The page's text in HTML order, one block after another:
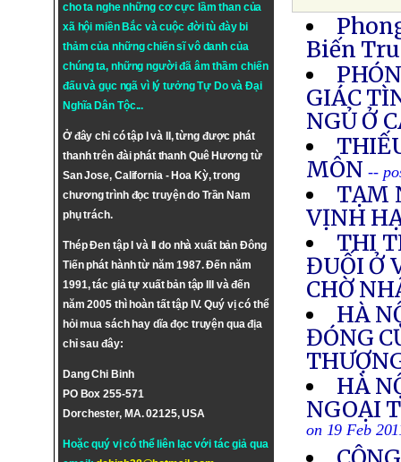
cho ta nghe những cơ cực lầm than của
xã hội miền Bắc và cuộc đời tù đày bi
thảm của những chiến sĩ vô danh của
chúng ta, những người đã âm thầm chiến
đấu và gục ngã vì lý tưởngTự DovàĐại
Nghĩa Dân Tộc...
Ở đây chỉ có tập I và II, từng được phát
thanh trên đài phát thanh Quê Hương từ
San Jose, California - Hoa Kỳ, trong
chương trình đọc truyện do Trần Nam
phụ trách.
Thép Đen tập I và II do nhà xuất bản Đông
Tiến phát hành từ năm 1987. Đến năm
1991, tác giả tự xuất bản tập III và đến
năm 2005 thì hoàn tất tập IV. Quý vị có thể
hỏi mua sách hay dĩa đọc truyện qua địa
chỉ sau đây:
Dang Chi Binh
PO Box 255-571
Dorchester, MA. 02125, USA
Hoặc quý vị có thể liên lạc với tác giả qua
Biến
GIÁC
NGỦ Ở
MÔN--
TẠM
VỊNH
THI
ĐUỐI Ở
CHỜ
HÀ
ĐÓNG
HÀ
NGOẠI
on 19 Feb